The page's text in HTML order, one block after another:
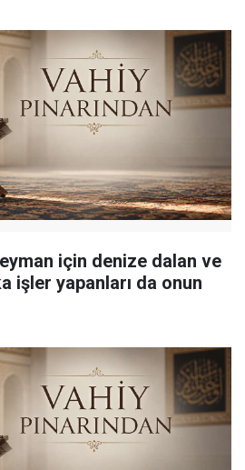
için denize dalan ve
işler yapanları da onun